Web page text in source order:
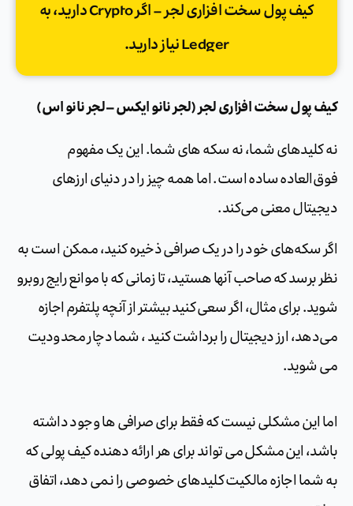
کیف پول سخت افزاری لجر – اگر Crypto دارید، به
Ledger نیاز دارید.
کیف پول سخت افزاری لجر (لجر نانو ایکس – لجر نانو اس)
نه کلیدهای شما، نه سکه های شما. این یک مفهوم
فوق‌العاده ساده است. اما همه چیز را در دنیای ارزهای
دیجیتال معنی می‌کند.
اگر سکه‌های خود را در یک صرافی ذخیره کنید، ممکن است به
نظر برسد که صاحب آنها هستید، تا زمانی که با موانع رایج روبرو
شوید. برای مثال، اگر سعی کنید بیشتر از آنچه پلتفرم اجازه
می‌دهد، ارز دیجیتال را برداشت کنید ، شما دچار محدودیت
می شوید.
اما این مشکلی نیست که فقط برای صرافی ها وجود داشته
باشد، این مشکل می تواند برای هر ارائه دهنده کیف پولی که
به شما اجازه مالکیت کلیدهای خصوصی را نمی دهد، اتفاق